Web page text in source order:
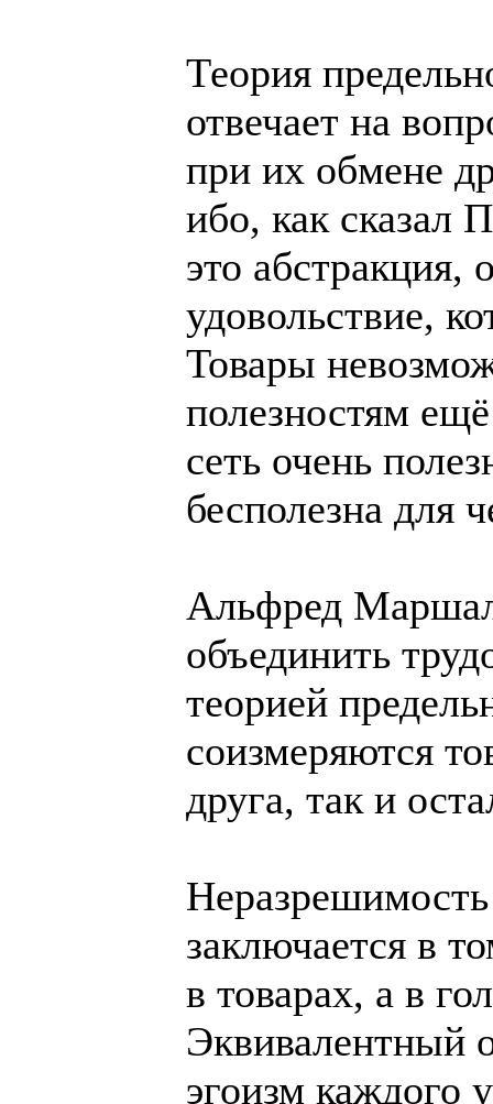
Теория
отвечает на
при их обмене
ибо, как сказал
это абстракция,
удовольствие,
Товары
полезностям
сеть очень
бесполезна для
Альфред
объединить
теорией
соизмеряются
друга, так и
заключается в
в товарах, а в
Эквивалентный
эгоизм каждого